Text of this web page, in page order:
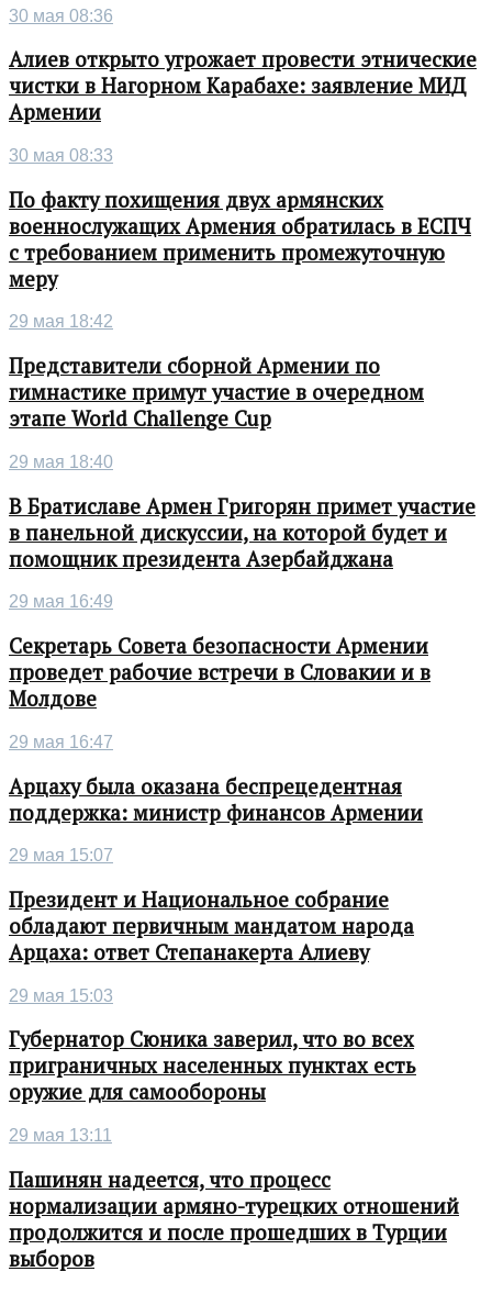
30 мая 08:36
Алиев открыто угрожает провести этнические
чистки в Нагорном Карабахе: заявление МИД
Армении
30 мая 08:33
По факту похищения двух армянских
военнослужащих Армения обратилась в ЕСПЧ
с требованием применить промежуточную
меру
29 мая 18:42
Представители сборной Армении по
гимнастике примут участие в очередном
этапе World Challenge Cup
29 мая 18:40
В Братиславе Армен Григорян примет участие
в панельной дискуссии, на которой будет и
помощник президента Азербайджана
29 мая 16:49
Секретарь Совета безопасности Армении
проведет рабочие встречи в Словакии и в
Молдове
29 мая 16:47
Арцаху была оказана беспрецедентная
поддержка: министр финансов Армении
29 мая 15:07
Президент и Национальное собрание
обладают первичным мандатом народа
Арцаха: ответ Степанакерта Алиеву
29 мая 15:03
Губернатор Сюника заверил, что во всех
приграничных населенных пунктах есть
оружие для самообороны
29 мая 13:11
Пашинян надеется, что процесс
нормализации армяно-турецких отношений
продолжится и после прошедших в Турции
выборов